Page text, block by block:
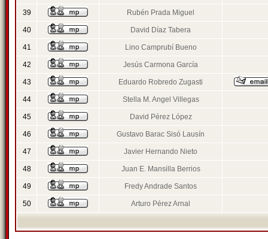
39 Rubén Prada Miguel
40 David Díaz Tabera
41 Lino Camprubí Bueno
42 Jesús Carmona García
43 Eduardo Robredo Zugasti
44 Stella M. Angel Villegas
45 David Pérez López
46 Gustavo Barac Sisó Lausín
47 Javier Hernando Nieto
48 Juan E. Mansilla Berrios
49 Fredy Andrade Santos
50 Arturo Pérez Arnal